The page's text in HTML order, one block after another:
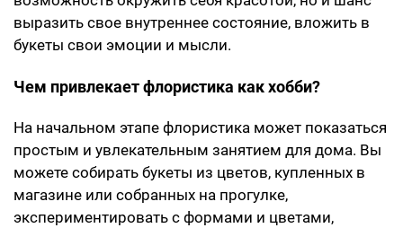
выразить свое внутреннее состояние, вложить в
букеты свои эмоции и мысли.
Чем привлекает флористика как хобби?
На начальном этапе флористика может показаться
простым и увлекательным занятием для дома. Вы
можете собирать букеты из цветов, купленных в
магазине или собранных на прогулке,
экспериментировать с формами и цветами,